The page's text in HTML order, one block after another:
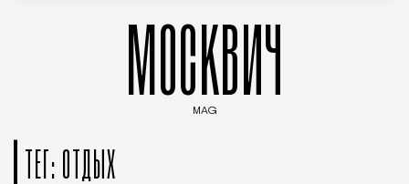
МОСКВИЧ
MAG
ТЕГ: ОТДЫХ